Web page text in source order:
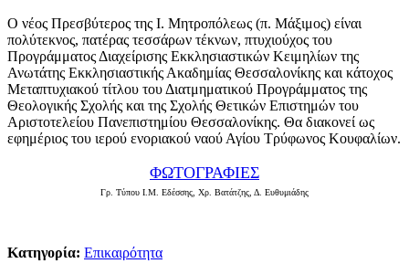
Ο νέος Πρεσβύτερος της Ι. Μητροπόλεως (π. Μάξιμος) είναι
πολύτεκνος, πατέρας τεσσάρων τέκνων, πτυχιούχος του
Προγράμματος Διαχείρισης Εκκλησιαστικών Κειμηλίων της
Ανωτάτης Εκκλησιαστικής Ακαδημίας Θεσσαλονίκης και κάτοχος
Μεταπτυχιακού τίτλου του Διατμηματικού Προγράμματος της
Θεολογικής Σχολής και της Σχολής Θετικών Επιστημών του
Αριστοτελείου Πανεπιστημίου Θεσσαλονίκης. Θα διακονεί ως
εφημέριος του ιερού ενοριακού ναού Αγίου Τρύφωνος Κουφαλίων.
ΦΩΤΟΓΡΑΦΙΕΣ
Γρ. Τύπου Ι.Μ. Εδέσσης, Χρ. Βατάτζης, Δ. Ευθυμιάδης
Κατηγορία: Επικαιρότητα